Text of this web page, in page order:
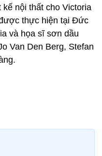
nội thất cho Victoria
thực hiện tại Đức
và họa sĩ sơn dầu
Van Den Berg, Stefan